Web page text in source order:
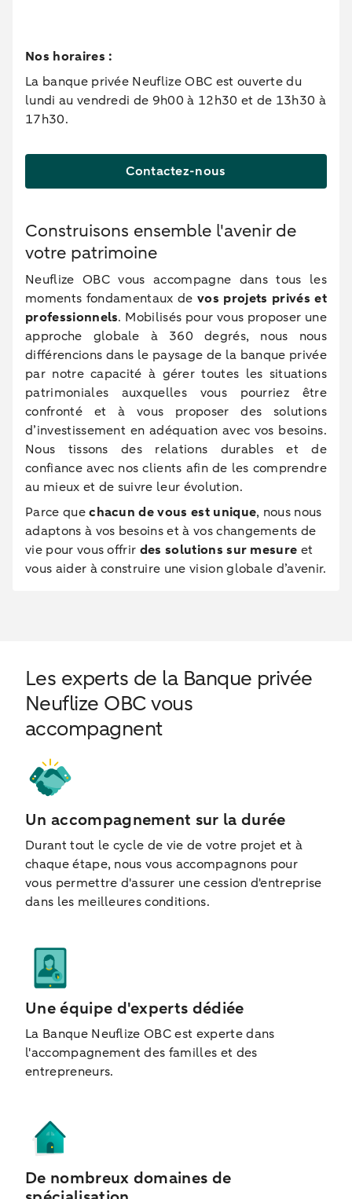
Nos horaires :
La banque privée Neuflize OBC est ouverte du
lundi au vendredi de 9h00 à 12h30 et de 13h30 à
17h30.
Contactez-nous
Construisons ensemble l'avenir de
votre patrimoine
Neuflize OBC vous accompagne dans tous les
moments fondamentaux de vos projets privés et
professionnels. Mobilisés pour vous proposer une
approche globale à 360 degrés, nous nous
différencions dans le paysage de la banque privée
par notre capacité à gérer toutes les situations
patrimoniales auxquelles vous pourriez être
confronté et à vous proposer des solutions
d’investissement en adéquation avec vos besoins.
Nous tissons des relations durables et de
confiance avec nos clients afin de les comprendre
au mieux et de suivre leur évolution.
Parce quechacun de vous est unique, nous nous
adaptons à vos besoins et à vos changements de
vie pour vous offrir des solutions sur mesure et
vous aider à construire une vision globale d’avenir.
Les experts de la Banque privée
Neuflize OBC vous
accompagnent
Un accompagnement sur la durée
Durant tout le cycle de vie de votre projet et à
chaque étape, nous vous accompagnons pour
vous permettre d'assurer une cession d'entreprise
dans les meilleures conditions.
Une équipe d'experts dédiée
La Banque Neuflize OBC est experte dans
l'accompagnement des familles et des
entrepreneurs.
De nombreux domaines de